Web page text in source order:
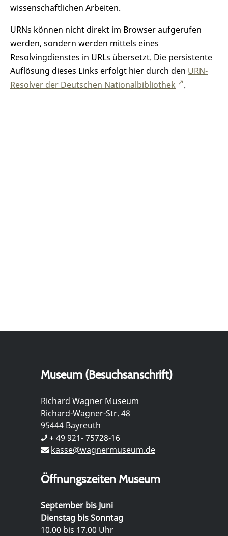
wissenschaftlichen Arbeiten.
URNs können nicht direkt im Browser aufgerufen
werden, sondern werden mittels eines
Resolvingdienstes in URLs übersetzt. Die persistente
Auflösung dieses Links erfolgt hier durch den URN-
Resolver der Deutschen Nationalbibliothek
.
Museum (Besuchsanschrift)
Richard Wagner Museum
Richard-Wagner-Str. 48
95444 Bayreuth
+ 49 921- 75728-16
kasse@wagnermuseum.de
Öffnungszeiten Museum
September bis Juni
Dienstag bis Sonntag
10.00 bis 17.00 Uhr